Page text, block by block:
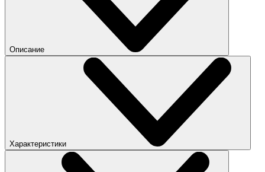
Описание
Характеристики